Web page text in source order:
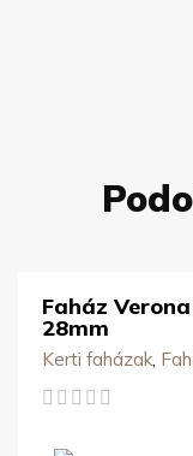
Faház
28mm
Kerti faházak,